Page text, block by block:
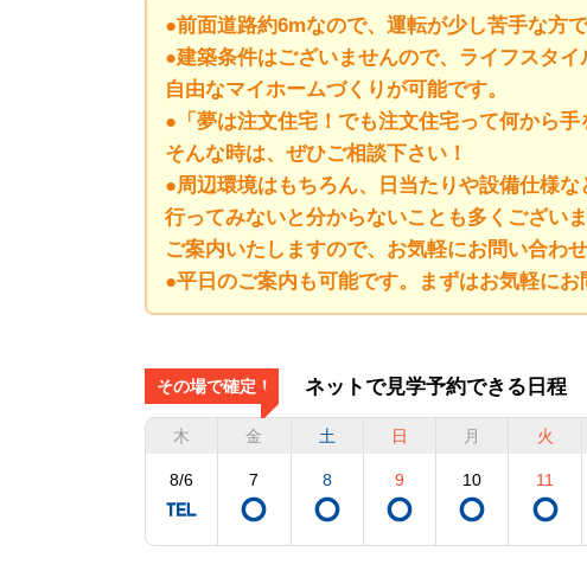
●前面道路約6mなので、運転が少し苦手な方
●建築条件はございませんので、ライフスタイ
自由なマイホームづくりが可能です。
●「夢は注文住宅！でも注文住宅って何から手
そんな時は、ぜひご相談下さい！
●周辺環境はもちろん、日当たりや設備仕様な
行ってみないと分からないことも多くござい
ご案内いたしますので、お気軽にお問い合わ
●平日のご案内も可能です。まずはお気軽に
その場で確定！ ネットで見学予約できる日程
木
8/6
金
7
土
8
日
9
月
10
火
11